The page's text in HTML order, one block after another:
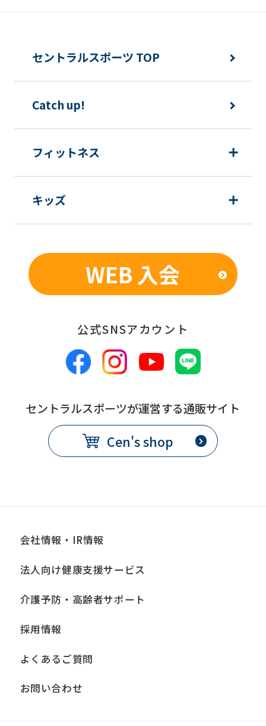
セントラルスポーツ TOP
Catch up!
フィットネス
キッズ
WEB 入会
公式SNSアカウント
セントラルスポーツが運営する通販サイト
Cen's shop
会社情報・IR情報
法人向け健康支援サービス
介護予防・高齢者サポート
採用情報
よくあるご質問
お問い合わせ